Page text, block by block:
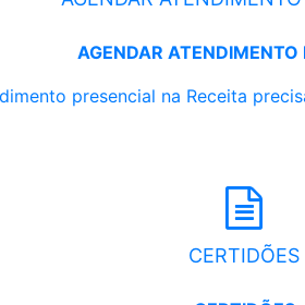
AGENDAR ATENDIMENTO
presencial na Receita
CERTIDÕES